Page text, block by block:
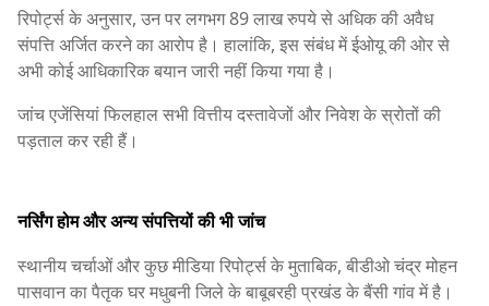
रिपोर्ट्स के अनुसार, उन पर लगभग 89 लाख रुपये से अधिक की अवैध
संपत्ति अर्जित करने का आरोप है। हालांकि, इस संबंध में ईओयू की ओर से
अभी कोई आधिकारिक बयान जारी नहीं किया गया है।
जांच एजेंसियां फिलहाल सभी वित्तीय दस्तावेजों और निवेश के स्रोतों की
पड़ताल कर रही हैं।
नर्सिंग होम और अन्य संपत्तियों की भी जांच
स्थानीय चर्चाओं और कुछ मीडिया रिपोर्ट्स के मुताबिक, बीडीओ चंद्र मोहन
पासवान का पैतृक घर मधुबनी जिले के बाबूबरही प्रखंड के बैंसी गांव में है।